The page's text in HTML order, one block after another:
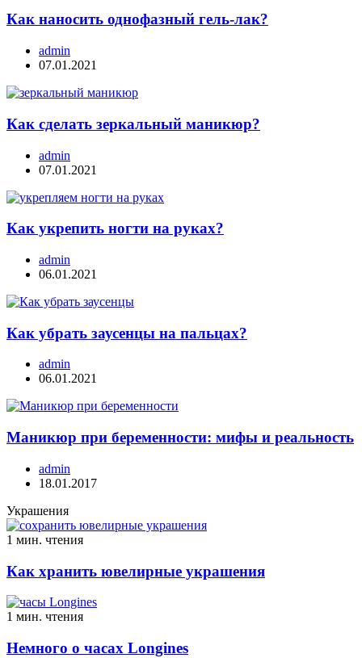
Как наносить однофазный гель-лак?
admin
07.01.2021
Как сделать зеркальный маникюр?
admin
07.01.2021
Как укрепить ногти на руках?
admin
06.01.2021
Как убрать заусенцы на пальцах?
admin
06.01.2021
Маникюр при беременности: мифы и реальность
admin
18.01.2017
Украшения
1 мин. чтения
Как хранить ювелирные украшения
1 мин. чтения
Немного о часах Longines